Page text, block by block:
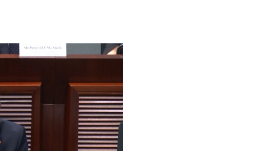
低工資及優化康文
統
慢性疾病共同治理
先導計劃、愛國主
義教育及公務員學
院加強培訓工作